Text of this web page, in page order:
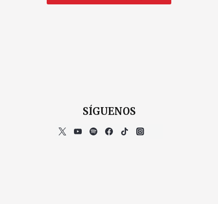
SÍGUENOS